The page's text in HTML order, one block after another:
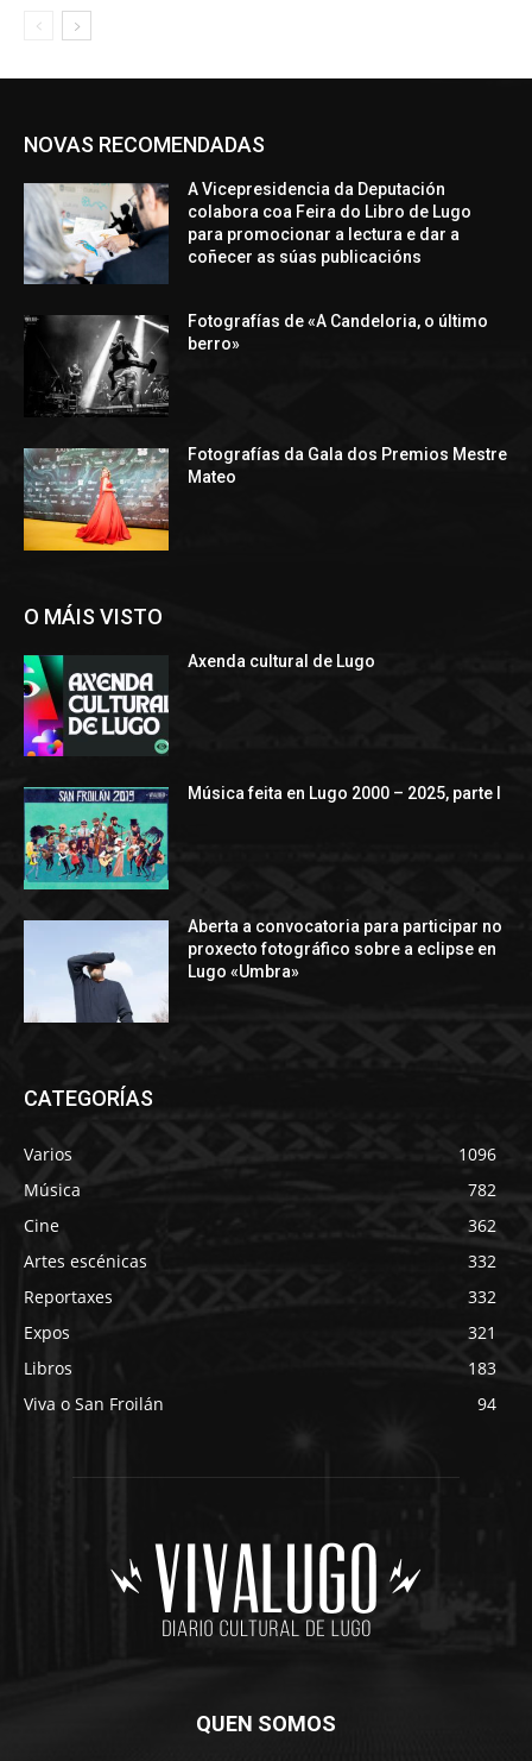
NOVAS RECOMENDADAS
A Vicepresidencia da Deputación
colabora coa Feira do Libro de Lugo
para promocionar a lectura e dar a
coñecer as súas publicacións
Fotografías de «A Candeloria, o último
berro»
Fotografías da Gala dos Premios Mestre
Mateo
O MÁIS VISTO
Axenda cultural de Lugo
Música feita en Lugo 2000 – 2025, parte I
Aberta a convocatoria para participar no
proxecto fotográfico sobre a eclipse en
Lugo «Umbra»
CATEGORÍAS
Varios
1096
Música
782
Cine
362
Artes escénicas
332
Reportaxes
332
Expos
321
Libros
183
Viva o San Froilán
94
QUEN SOMOS